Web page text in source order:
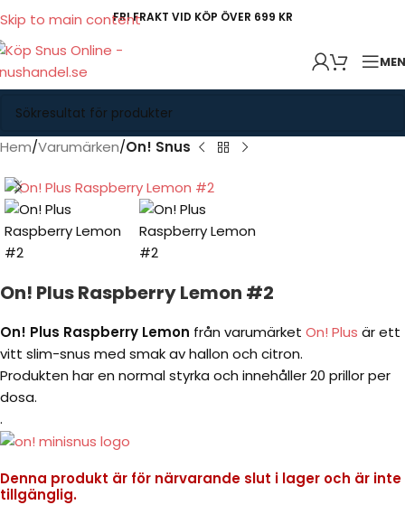
Skip to main contentFRI FRAKT VID KÖP ÖVER 699 KR
Hem Varumärken On! Snus
On! Plus Raspberry Lemon #2
On! Plus Raspberry Lemon från varumärket On! Plus är ett
vitt slim-snus med smak av hallon och citron.
Produkten har en normal styrka och innehåller 20 prillor per
dosa.
.
Denna produkt är för närvarande slut i lager och är inte
tillgänglig.